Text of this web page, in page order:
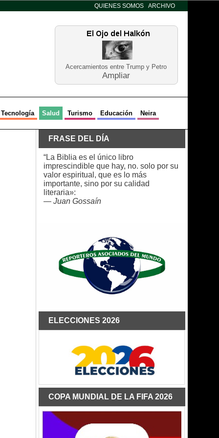
QUIENES SOMOS ARCHIVO
Acercamientos entre Trump y Petro
Ampliar
Tecnología Salud Turismo Educación Neira
FRASE DEL DÍA
“La Biblia es el único libro
imprescindible que hay, no. solo por su
valor espiritual, que es lo más
importante, sino por su calidad
literaria»:
— Juan Gossaín
ELECCIONES 2026
COPA MUNDIAL DE LA FIFA 2026